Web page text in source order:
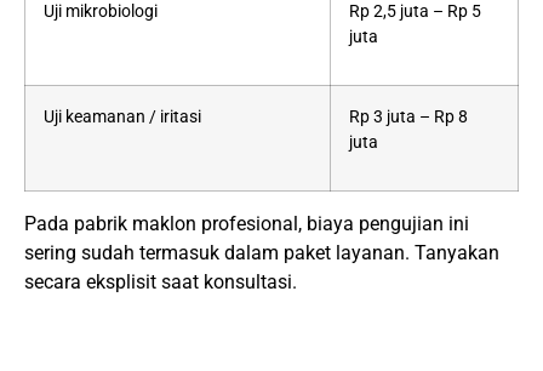
Uji mikrobiologi
Rp 2,5 juta – Rp 5
juta
Uji keamanan / iritasi
Rp 3 juta – Rp 8
juta
Pada pabrik maklon profesional, biaya pengujian ini
sering sudah termasuk dalam paket layanan. Tanyakan
secara eksplisit saat konsultasi.